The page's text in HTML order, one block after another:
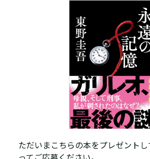
ただいまこちらの本をプレゼント